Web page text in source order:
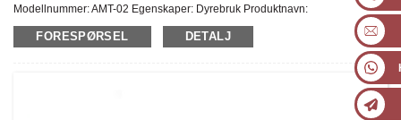
Modellnummer: AMT-02 Egenskaper: Dyrebruk Produktnavn:
Dyreoperasjonsbord i rustfritt stål Materiale: 304 Rustfritt stål Funksjon:
Slitesterk ...
FORESPØRSEL DETALJ